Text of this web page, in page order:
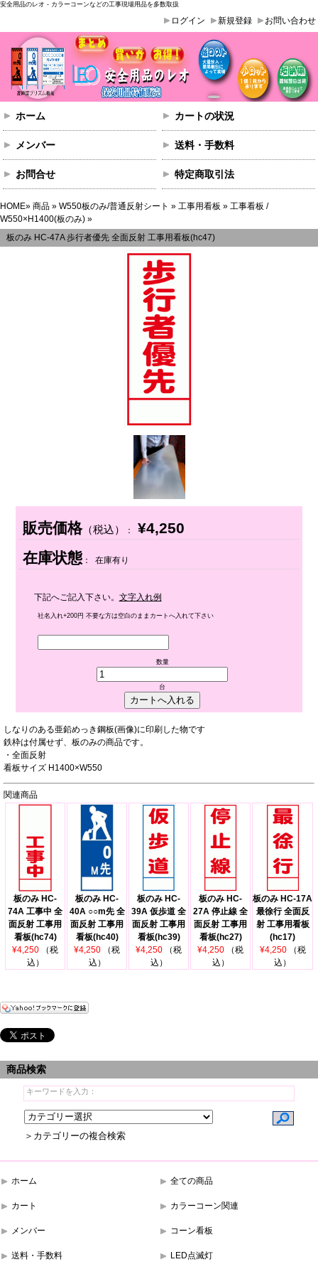
安全用品のレオ - カラーコーンなどの工事現場用品を多数取扱
お問い合わせ
新規登録
ログイン
ホーム カートの状況
メンバー 送料・手数料
お問合せ 特定商取引法
HOME» 商品 » W550板のみ/普通反射シート » 工事用看板 » 工事看板 /
W550×H1400(板のみ) »
板のみ HC-47A 歩行者優先 全面反射 工事用看板(hc47)
販売価格（税込） ： ¥4,250
在庫状態 ： 在庫有り
下記へご記入下さい。 文字入れ例
社名入れ+200円 不要な方は空白のままカートへ入れて下さい
数量
台
しなりのある亜鉛めっき鋼板(画像)に印刷した物です
鉄枠は付属せず、板のみの商品です。
・全面反射
看板サイズ H1400×W550
関連商品
板のみ HC-
74A 工事中 全
面反射 工事用
看板(hc74)
¥4,250
（税
込）
板のみ HC-
40A ○○m先 全
面反射 工事用
看板(hc40)
¥4,250
（税
込）
板のみ HC-
39A 仮歩道 全
面反射 工事用
看板(hc39)
¥4,250
（税
込）
板のみ HC-
27A 停止線 全
面反射 工事用
看板(hc27)
¥4,250
（税
込）
板のみ HC-17A
最徐行 全面反
射 工事用看板
(hc17)
¥4,250
（税
込）
商品検索
＞カテゴリーの複合検索
ホーム
カート
メンバー
送料・手数料
全ての商品
カラーコーン関連
コーン看板
LED点滅灯